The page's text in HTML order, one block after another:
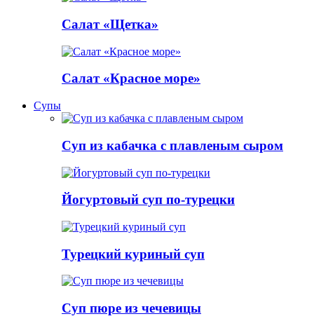
Салат «Щетка»
Салат «Красное море»
Супы
Суп из кабачка с плавленым сыром
Йогуртовый суп по-турецки
Турецкий куриный суп
Суп пюре из чечевицы